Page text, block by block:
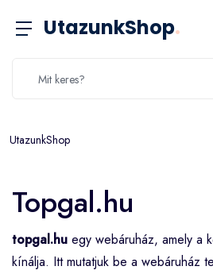
UtazunkShop.
UtazunkShop
Topgal.hu
topgal.hu egy webáruház, amely a
kínálja. Itt mutatjuk be a webáruház